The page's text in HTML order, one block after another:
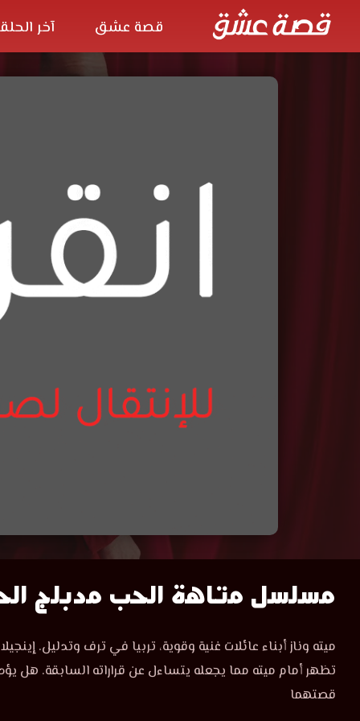
قصة عشق آخر
مسلسل
متاهة
الحب
مسلسل متاهة الحب مدبلج
مسلسل
متاهة
الحب
الحلقة
ميته وناز أبناء عائلات غنية وقوية، تربيا في ترف وتدليل.
تظهر أمام ميته مما يجعله يتساءل عن قراراته السابقة. هل
قصتهما